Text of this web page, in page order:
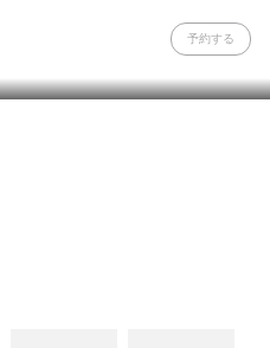
予約する